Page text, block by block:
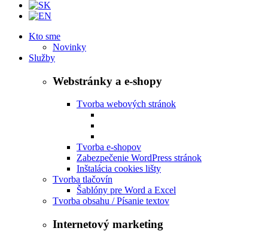
Kto sme
Novinky
Služby
Webstránky a e-shopy
Tvorba webových stránok
Tvorba e-shopov
Zabezpečenie WordPress stránok
Inštalácia cookies lišty
Tvorba tlačovín
Šablóny pre Word a Excel
Tvorba obsahu / Písanie textov
Internetový marketing